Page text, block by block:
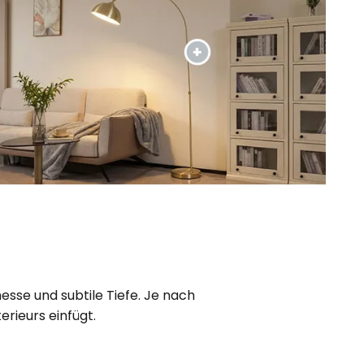
und subtile Tiefe. Je nach
einfügt.